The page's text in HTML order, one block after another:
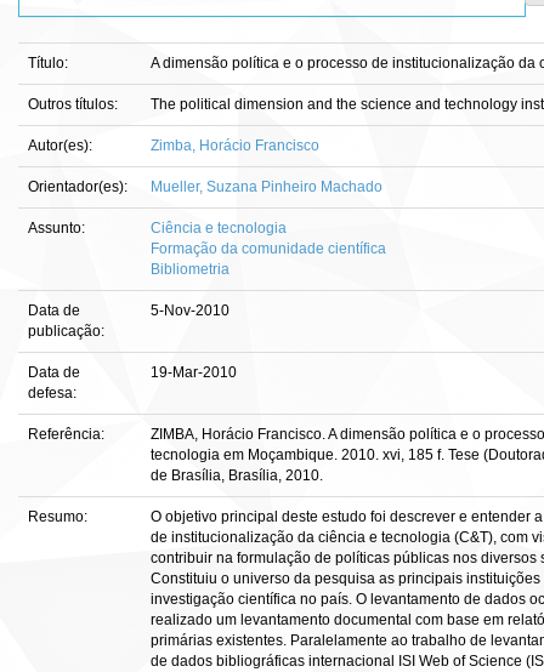
Título: A dimensão política e o processo de institucionalização
Outros títulos: The political dimension and the science and technology
Autor(es): Zimba, Horácio Francisco
Orientador(es): Mueller, Suzana Pinheiro Machado
Assunto:
Ciência e tecnologia
Formação da comunidade científica
Bibliometria
Data de
publicação:
5-Nov-2010
Data de
defesa:
19-Mar-2010
Referência:
ZIMBA, Horácio Francisco. A dimensão política e o
tecnologia em Moçambique. 2010. xvi, 185 f. Tese
de Brasília, Brasília, 2010.
Resumo:
O objetivo principal deste estudo foi descrever e entender
de institucionalização da ciência e tecnologia (C&T), com
contribuir na formulação de políticas públicas nos diversos
Constituiu o universo da pesquisa as principais
investigação científica no país. O levantamento de dados
realizado um levantamento documental com base em
primárias existentes. Paralelamente ao trabalho de
de dados bibliográficas internacional ISI Web of Science